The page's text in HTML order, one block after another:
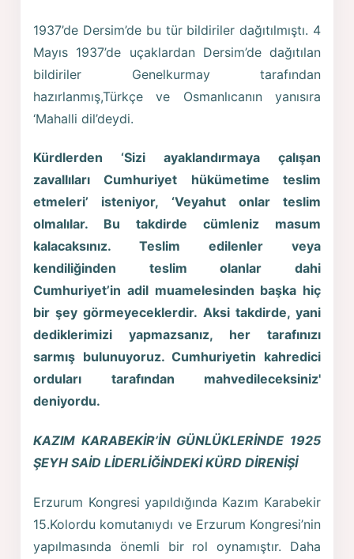
1937’de Dersim’de bu tür bildiriler dağıtılmıştı. 4
Mayıs 1937’de uçaklardan Dersim’de dağıtılan
bildiriler Genelkurmay tarafından
hazırlanmış,Türkçe ve Osmanlıcanın yanısıra
‘Mahalli dil’deydi.
Kürdlerden ‘Sizi ayaklandırmaya çalışan
zavallıları Cumhuriyet hükümetime teslim
etmeleri’ isteniyor, ‘Veyahut onlar teslim
olmalılar. Bu takdirde cümleniz masum
kalacaksınız. Teslim edilenler veya
kendiliğinden teslim olanlar dahi
Cumhuriyet’in adil muamelesinden başka hiç
bir şey görmeyeceklerdir. Aksi takdirde, yani
dediklerimizi yapmazsanız, her tarafınızı
sarmış bulunuyoruz. Cumhuriyetin kahredici
orduları tarafından mahvedileceksiniz'
deniyordu.
KAZIM KARABEKİR’İN GÜNLÜKLERİNDE 1925
ŞEYH SAİD LİDERLİĞİNDEKİ KÜRD DİRENİŞİ
Erzurum Kongresi yapıldığında Kazım Karabekir
15.Kolordu komutanıydı ve Erzurum Kongresi’nin
yapılmasında önemli bir rol oynamıştır. Daha